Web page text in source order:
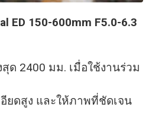
ED 150-600mm F5.0-6.3
ด 2400 มม. เมื่อใช้งานร่วม
ยดสูง และให้ภาพที่ชัดเจน